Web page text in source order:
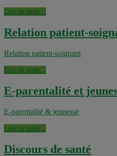
Lire la suite...
Relation patient-
Relation patient-soignant
Lire la suite...
E-parentalité et
E-parentalité & jeunesse
Lire la suite...
Discours de santé